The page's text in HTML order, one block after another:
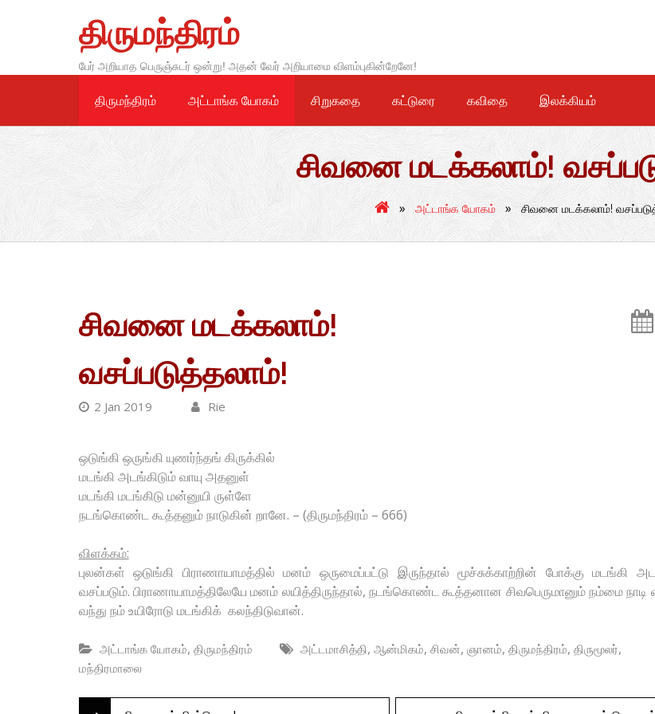
திருமந்திரம்
பேர் அறியாத பெருஞ்சுடர் ஒன்று! அதன் வேர் அறியாமை விளம்புகின்றேனே!
திருமந்திரம் அட்டாங்க யோகம் சிறுகதை கட்டுரை கவிதை இலக்கியம்
சிவனை மடக்கலாம்!
» அட்டாங்க யோகம் » சிவனை மடக்கலாம்!
சிவனை மடக்கலாம்!
வசப்படுத்தலாம்!
2 Jan 2019 Rie
ஒடுங்கி ஒருங்கி யுணர்ந்தங் கிருக்கில்
மடங்கி அடங்கிடும் வாயு அதனுள்
மடங்கி மடங்கிடு மன்னுயி ருள்ளே
நடங்கொண்ட கூத்தனும் நாடுகின் றானே. – (திருமந்திரம் – 666)
விளக்கம்:
புலன்கள் ஒடுங்கி பிராணாயாமத்தில் மனம் ஒருமைப்பட்டு இருந்தால் மூச்சுக்காற்றின் போக்கு மடங்கி
வசப்படும். பிராணாயாமத்திலேயே மனம் லயித்திருந்தால், நடங்கொண்ட கூத்தனான சிவபெருமானும் நம்மை நாடி
வந்து நம் உயிரோடு மடங்கிக் கலந்திடுவான்.
அட்டாங்க யோகம், திருமந்திரம் அட்டமாசித்தி, ஆன்மிகம், சிவன், ஞானம், திருமந்திரம், திருமூலர்,
மந்திரமாலை